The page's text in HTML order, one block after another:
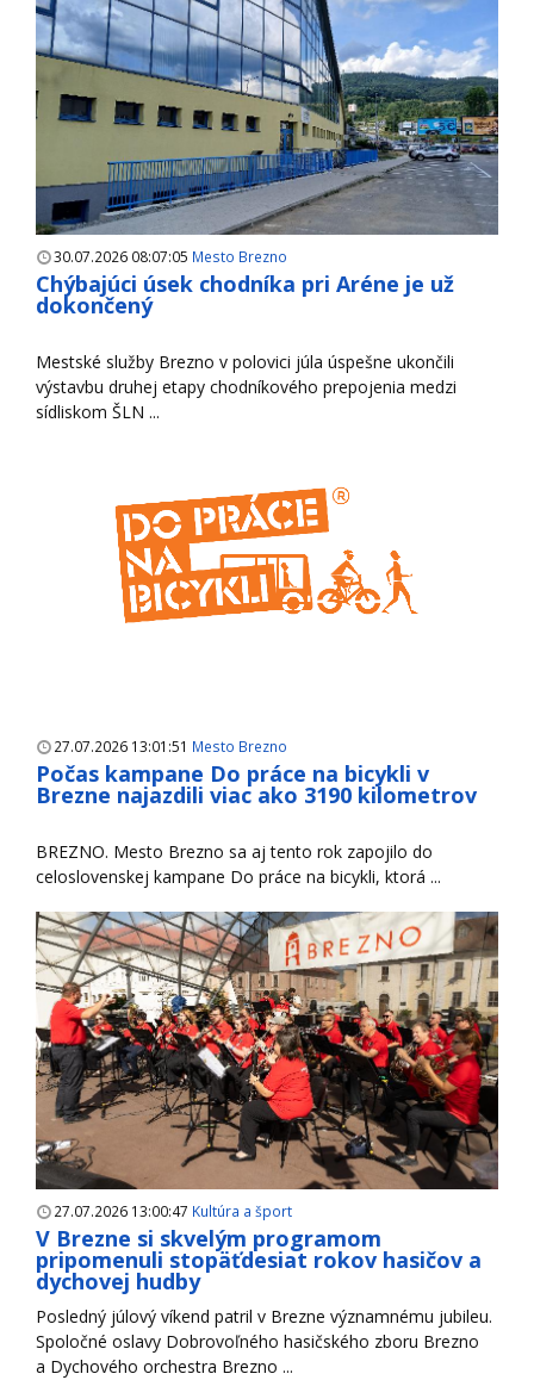
30.07.2026 08:07:05 Mesto Brezno
Chýbajúci úsek chodníka pri Aréne je už
dokončený
Mestské služby Brezno v polovici júla úspešne ukončili
výstavbu druhej etapy chodníkového prepojenia medzi
sídliskom ŠLN ...
27.07.2026 13:01:51 Mesto Brezno
Počas kampane Do práce na bicykli v
Brezne najazdili viac ako 3190 kilometrov
BREZNO. Mesto Brezno sa aj tento rok zapojilo do
celoslovenskej kampane Do práce na bicykli, ktorá ...
27.07.2026 13:00:47 Kultúra a šport
V Brezne si skvelým programom
pripomenuli stopäťdesiat rokov hasičov a
dychovej hudby
Posledný júlový víkend patril v Brezne významnému jubileu.
Spoločné oslavy Dobrovoľného hasičského zboru Brezno
a Dychového orchestra Brezno ...